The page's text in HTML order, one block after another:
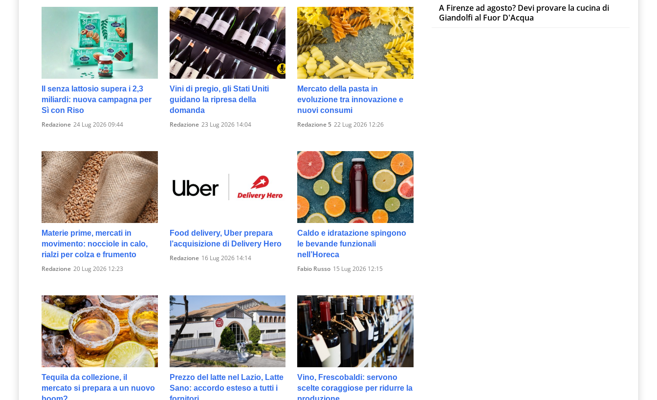
Il senza lattosio supera i 2,3
miliardi: nuova campagna per
Sì con Riso
Redazione 24 Lug 2026 09:44
Vini di pregio, gli Stati Uniti
guidano la ripresa della
domanda
Redazione 23 Lug 2026 14:04
Mercato della pasta in
evoluzione tra innovazione e
nuovi consumi
Redazione 5 22 Lug 2026 12:26
Materie prime, mercati in
movimento: nocciole in calo,
rialzi per colza e frumento
Redazione 20 Lug 2026 12:23
Food delivery, Uber prepara
l’acquisizione di Delivery Hero
Redazione 16 Lug 2026 14:14
Caldo e idratazione spingono
le bevande funzionali
nell’Horeca
Fabio Russo 15 Lug 2026 12:15
Tequila da collezione, il
mercato si prepara a un nuovo
Prezzo del latte nel Lazio, Latte
Sano: accordo esteso a tutti i
Vino, Frescobaldi: servono
scelte coraggiose per ridurre la
A Firenze ad agosto? Devi provare la cucina di
Giandolfi al Fuor D'Acqua